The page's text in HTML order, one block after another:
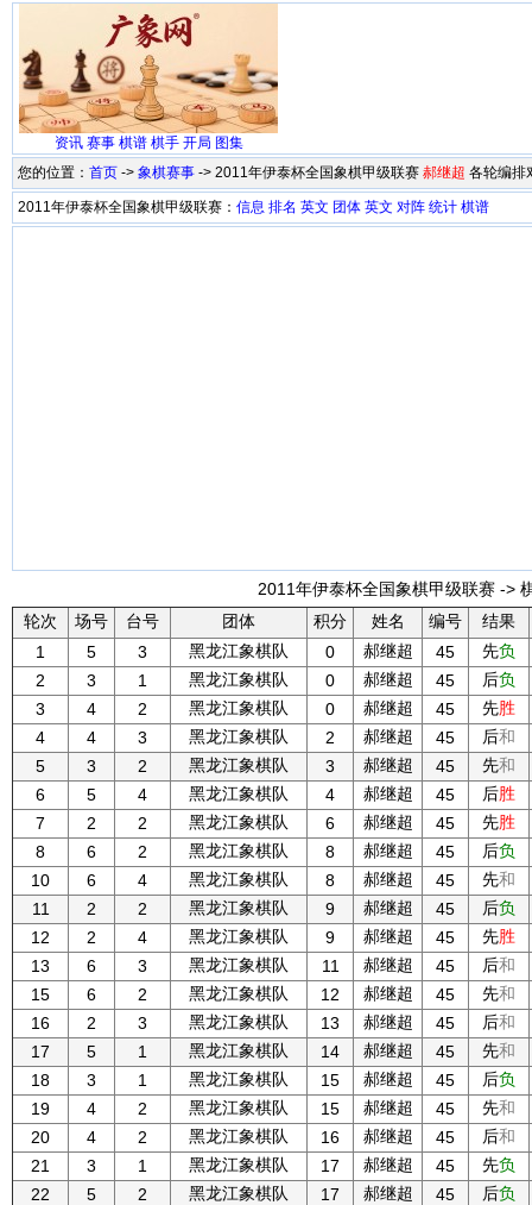
资讯 赛事 棋谱 棋手 开局 图集
您的位置： 首页 -> 象棋赛事 -> 2011年伊泰杯全国象棋甲级联赛 郝继超 各轮编排
2011年伊泰杯全国象棋甲级联赛： 信息 排名 英文 团体 英文 对阵 统计 棋谱
2011年伊泰杯全国象棋甲级联赛 ->
轮次
场号 台号 团体 积分 姓名 编号
结果
1
5 3 黑龙江象棋队 0 郝继超 45 先负
2
3 1 黑龙江象棋队 0 郝继超 45 后负
3
4 2 黑龙江象棋队 0 郝继超 45 先胜
4
4 3 黑龙江象棋队 2 郝继超 45 后和
5
3 2 黑龙江象棋队 3 郝继超 45 先和
6
5 4 黑龙江象棋队 4 郝继超 45 后胜
7
2 2 黑龙江象棋队 6 郝继超 45 先胜
8
6 2 黑龙江象棋队 8 郝继超 45 后负
10
6 4 黑龙江象棋队 8 郝继超 45 先和
11
2 2 黑龙江象棋队 9 郝继超 45 后负
12
2 4 黑龙江象棋队 9 郝继超 45 先胜
13
6 3 黑龙江象棋队 11 郝继超 45 后和
15
6 2 黑龙江象棋队 12 郝继超 45 先和
16
2 3 黑龙江象棋队 13 郝继超 45 后和
17
5 1 黑龙江象棋队 14 郝继超 45 先和
18
3 1 黑龙江象棋队 15 郝继超 45 后负
19
4 2 黑龙江象棋队 15 郝继超 45 先和
20
4 2 黑龙江象棋队 16 郝继超 45 后和
21
3 1 黑龙江象棋队 17 郝继超 45 先负
22
5 2 黑龙江象棋队 17 郝继超 45 后负